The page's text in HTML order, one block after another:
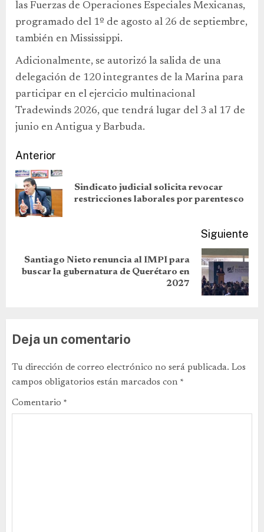
las Fuerzas de Operaciones Especiales Mexicanas,
programado del 1º de agosto al 26 de septiembre,
también en Mississippi.
Adicionalmente, se autorizó la salida de una
delegación de 120 integrantes de la Marina para
participar en el ejercicio multinacional
Tradewinds 2026, que tendrá lugar del 3 al 17 de
junio en Antigua y Barbuda.
Anterior
Sindicato judicial solicita revocar
restricciones laborales por parentesco
Siguiente
Santiago Nieto renuncia al IMPI para
buscar la gubernatura de Querétaro en
2027
Deja un comentario
Tu dirección de correo electrónico no será publicada. Los
campos obligatorios están marcados con *
Comentario *